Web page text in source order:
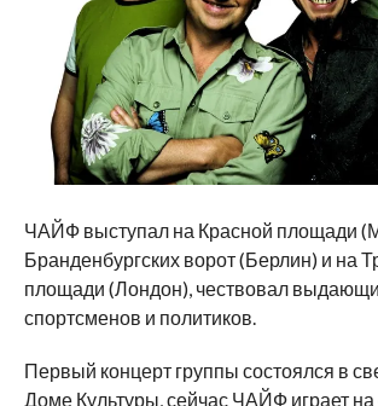
ЧАЙФ выступал на Красной площади
Бранденбургских ворот (Берлин) и на
площади (Лондон), чествовал
спортсменов и политиков.
Первый концерт группы состоялся в
Доме Культуры, сейчас ЧАЙФ играет